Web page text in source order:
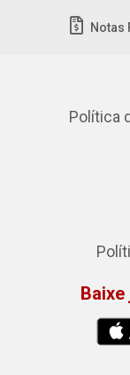
Notas
Política
Baixe